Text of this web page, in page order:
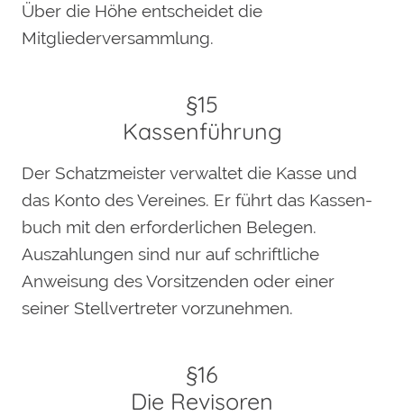
Über die Höhe entscheidet die
Mitgliederversammlung.
§15
Kassenführung
Der Schatzmeister verwaltet die Kasse und
das Konto des Vereines. Er führt das Kassen-
buch mit den erforderlichen Belegen.
Auszahlungen sind nur auf schriftliche
Anweisung des Vorsitzenden oder einer
seiner Stellvertreter vorzunehmen.
§16
Die Revisoren